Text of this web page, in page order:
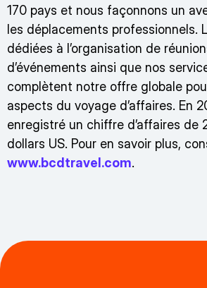
170 pays et nous façonnons un
les déplacements professionnels.
dédiées à l’organisation de
d’événements ainsi que nos
complètent notre offre globale
aspects du voyage d’affaires. En
enregistré un chiffre d’affaires de
dollars US. Pour en savoir plus,
www.bcdtravel.com.